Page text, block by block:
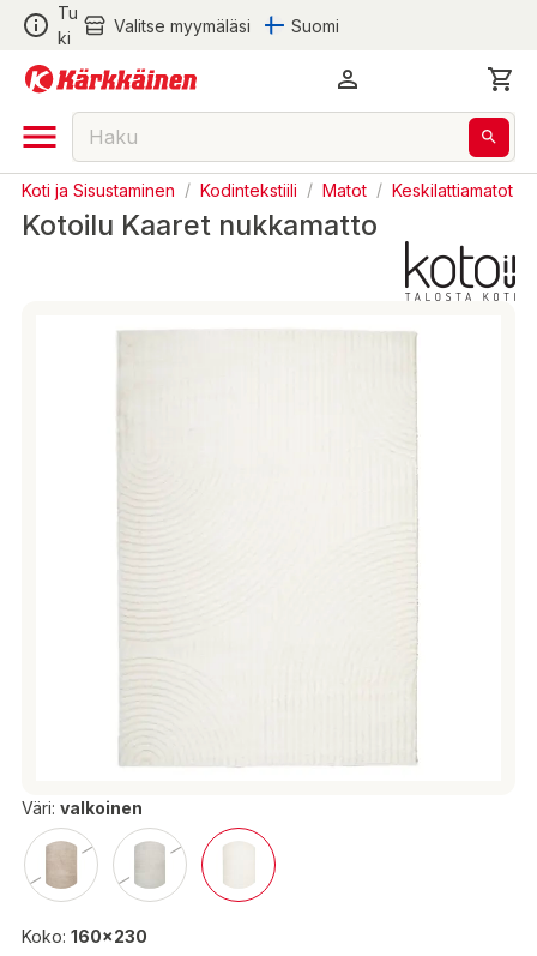
Tu
ki
Valitse myymäläsi Suomi
Koti ja Sisustaminen / Kodintekstiili / Matot / Keskilattiamatot
Kotoilu Kaaret nukkamatto
Väri: valkoinen
Koko: 160x230